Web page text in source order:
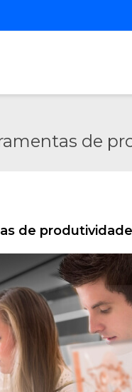
de
de produtividade